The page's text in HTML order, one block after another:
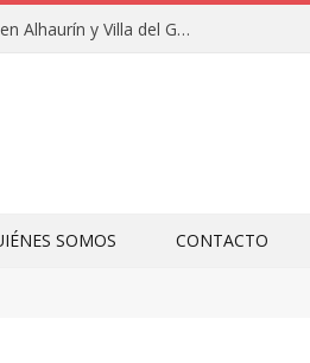
Clausuras de los campamentos de verano en Alhaurín y Villa del Guadalhorce 2026
SOMOS CONTACTO